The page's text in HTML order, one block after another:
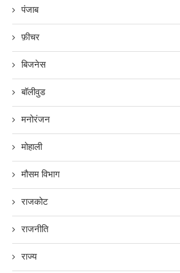
पंजाब
फ़ीचर
बिजनेस
बॉलीवुड
मनोरंजन
मोहाली
मौसम विभाग
राजकोट
राजनीति
राज्य